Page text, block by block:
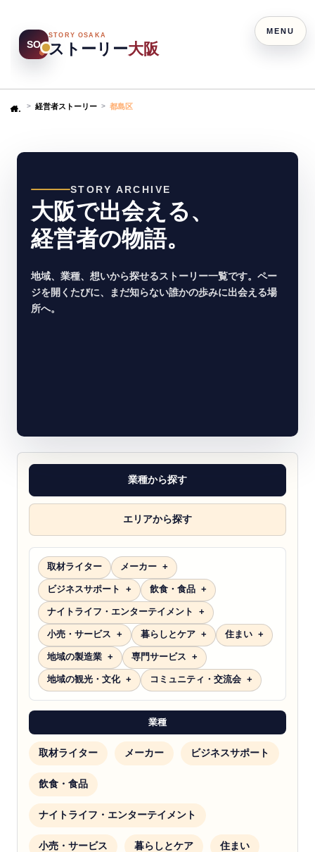
SO
STORY OSAKA
ストーリー大阪
Home 経営者ストーリー 都島区
STORY ARCHIVE
大阪で出会える、
経営者の物語。
地域、業種、想いから探せるストーリー一覧です。ペー
ジを開くたびに、まだ知らない誰かの歩みに出会える場
所へ。
業種から探す
エリアから探す
取材ライター メーカー
ビジネスサポート 飲食・食品
ナイトライフ・エンターテイメント
小売・サービス 暮らしとケア 住まい
地域の製造業 専門サービス
地域の観光・文化 コミュニティ・交流会
業種
取材ライター メーカー ビジネスサポート
飲食・食品
ナイトライフ・エンターテイメント
小売・サービス 暮らしとケア 住まい
MENU